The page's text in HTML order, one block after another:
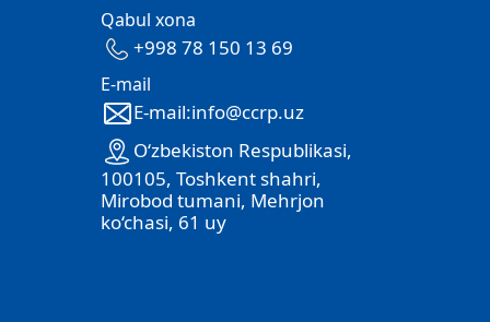
Qabul xona
+998 78 150 13 69
E-mail
E-mail:info@ccrp.uz
O‘zbekiston Respublikasi,
100105, Toshkent shahri,
Mirobod tumani, Mehrjon
ko‘chasi, 61 uy